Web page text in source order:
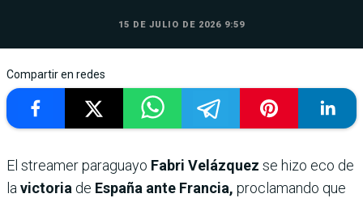
15 DE JULIO DE 2026 9:59
Compartir en redes
El streamer paraguayo Fabri Velázquez se hizo eco de
lavictoria de España ante Francia, proclamando que